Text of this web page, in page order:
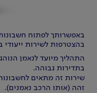
באפשרותך לפתוח
בהצטרפות לשירות
התהליך מיועד לנאמן
בתדירות גבוהה.
שירות זה מתאים
זהה (אותו הרכב נאמנים).